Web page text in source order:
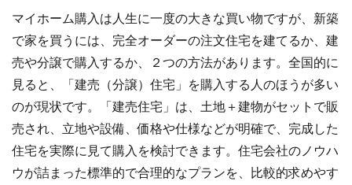
マイホーム購入は人生に一度の大きな買い物ですが、新築
で家を買うには、完全オーダーの注文住宅を建てるか、建
売や分譲で購入するか、２つの方法があります。全国的に
見ると、「建売（分譲）住宅」を購入する人のほうが多い
のが現状です。「建売住宅」は、土地＋建物がセットで販
売され、立地や設備、価格や仕様などが明確で、完成した
住宅を実際に見て購入を検討できます。住宅会社のノウハ
ウが詰まった標準的で合理的なプランを、比較的求めやす